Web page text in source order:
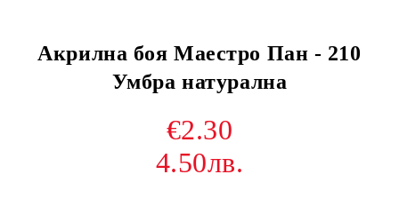
Акрилна боя Маестро Пан - 210
Умбра натурална
€2.30
4.50лв.